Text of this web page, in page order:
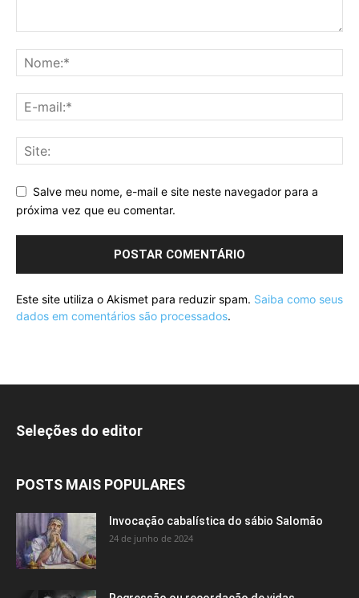
Salve meu nome, e-mail e site neste navegador para a
próxima vez que eu comentar.
Este site utiliza o Akismet para reduzir spam. Saiba como seus
dados em comentários são processados.
Seleções do editor
POSTS MAIS POPULARES
Invocação cabalística do sábio Salomão
24 de junho de 2024